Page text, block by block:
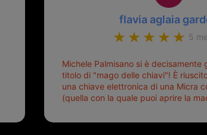
flavia aglaia
5
Michele Palmisano si è decisamente
titolo di "mago delle chiavi"! È
una chiave elettronica di una Micra
(quella con la quale puoi aprire la
borsa!) che era pronta per la